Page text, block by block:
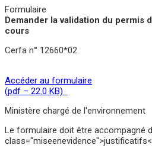
Formulaire
Demander la validation du permis
cours
Cerfa n° 12660*02
Accéder au formulaire
(pdf – 22.0 KB)
Ministère chargé de l'environnement
Le formulaire doit être accompagné